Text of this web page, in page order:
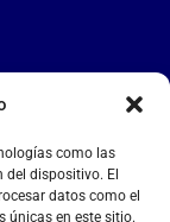
como las
del dispositivo. El
datos como el
únicas en este sitio.